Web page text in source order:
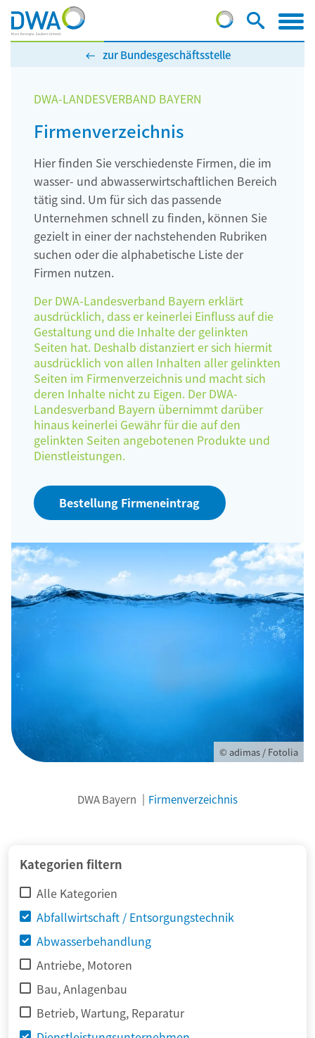
zur Bundesgeschäftsstelle
DWA-LANDESVERBAND BAYERN
Firmenverzeichnis
Hier finden Sie verschiedenste Firmen, die im
wasser- und abwasserwirtschaftlichen Bereich
tätig sind. Um für sich das passende
Unternehmen schnell zu finden, können Sie
gezielt in einer der nachstehenden Rubriken
suchen oder die alphabetische Liste der
Firmen nutzen.
Der DWA-Landesverband Bayern erklärt
ausdrücklich, dass er keinerlei Einfluss auf die
Gestaltung und die Inhalte der gelinkten
Seiten hat. Deshalb distanziert er sich hiermit
ausdrücklich von allen Inhalten aller gelinkten
Seiten im Firmenverzeichnis und macht sich
deren Inhalte nicht zu Eigen. Der DWA-
Landesverband Bayern übernimmt darüber
hinaus keinerlei Gewähr für die auf den
gelinkten Seiten angebotenen Produkte und
Dienstleistungen.
Bestellung Firmeneintrag
© adimas / Fotolia
DWA Bayern Firmenverzeichnis
Kategorien filtern
Alle Kategorien
Abfallwirtschaft / Entsorgungstechnik
Abwasserbehandlung
Antriebe, Motoren
Bau, Anlagenbau
Betrieb, Wartung, Reparatur